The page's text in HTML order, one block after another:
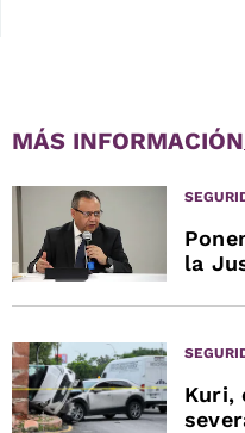
MÁS INFORMACIÓN
la
Kuri,